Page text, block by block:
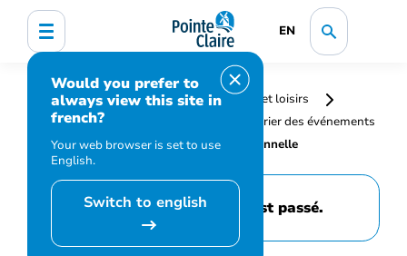
EN
Would you prefer to
always view this site in
french?
Your web browser is set to use
English.
Switch to english
Accueil
Bibliothèque, culture, sports et loisirs
Programmation et inscription
Calendrier des événements
et activités
Danse écossaise traditionnelle
Cet événement est passé.